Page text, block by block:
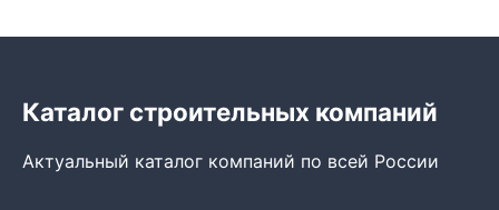
Каталог строительных компаний
Актуальный каталог компаний по всей России